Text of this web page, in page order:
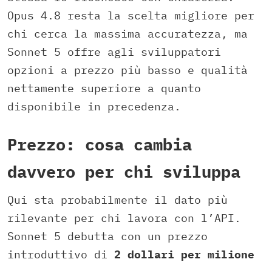
Opus 4.8 resta la scelta migliore per
chi cerca la massima accuratezza, ma
Sonnet 5 offre agli sviluppatori
opzioni a prezzo più basso e qualità
nettamente superiore a quanto
disponibile in precedenza.
Prezzo: cosa cambia
davvero per chi sviluppa
Qui sta probabilmente il dato più
rilevante per chi lavora con l’API.
Sonnet 5 debutta con un prezzo
introduttivo di 2 dollari per milione